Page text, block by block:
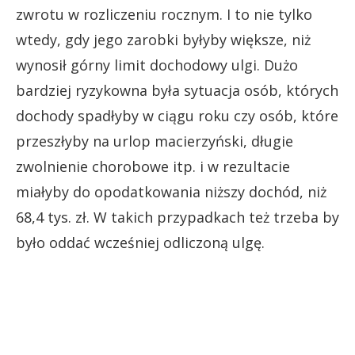
zwrotu w rozliczeniu rocznym. I to nie tylko
wtedy, gdy jego zarobki byłyby większe, niż
wynosił górny limit dochodowy ulgi. Dużo
bardziej ryzykowna była sytuacja osób, których
dochody spadłyby w ciągu roku czy osób, które
przeszłyby na urlop macierzyński, długie
zwolnienie chorobowe itp. i w rezultacie
miałyby do opodatkowania niższy dochód, niż
68,4 tys. zł. W takich przypadkach też trzeba by
było oddać wcześniej odliczoną ulgę.